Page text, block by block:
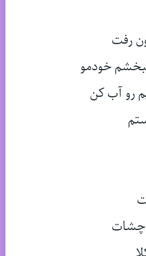
رفت
خودمو
رو آب کن
چشات